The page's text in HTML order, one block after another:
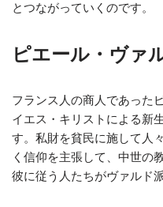
とつながっていくのです。
ピエール・ヴァ
フランス人の商人であった
イエス・キリストによる新
す。私財を貧民に施して人
く信仰を主張して、中世の
彼に従う人たちがヴァルド